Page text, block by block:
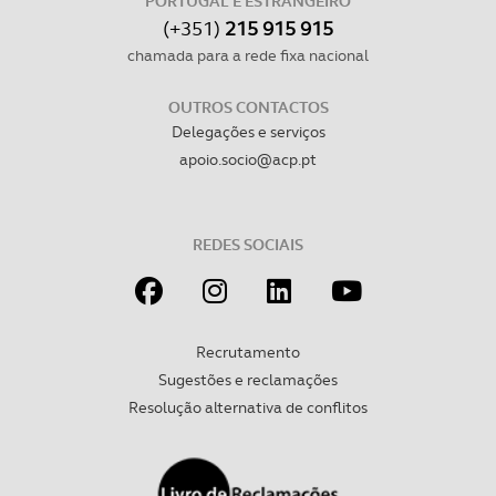
consentimento e quando tal se afigure estritamente
necessário no contexto dos serviços a prestar.
tecnologias similares pode ter impacto na sua
experiência de navegação no Website e nos serviços
(+351) 215 915 915
chamada para a rede fixa nacional
OUTROS CONTACTOS
Delegações e serviços
apoio.socio@acp.pt
REDES SOCIAIS
Recrutamento
Sugestões e reclamações
Resolução alternativa de conflitos